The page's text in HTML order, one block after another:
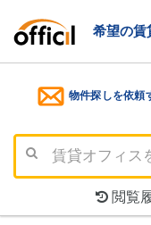
希望の賃
物件探しを依頼
閲覧